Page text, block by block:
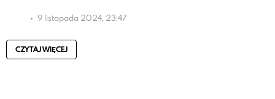
9 listopada 2024, 23:47
CZYTAJ WIĘCEJ